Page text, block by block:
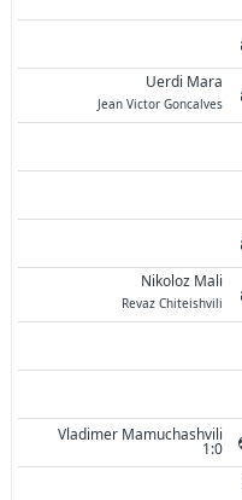
Uerdi Mara
Jean Victor Goncalves
Nikoloz Mali
Revaz Chiteishvili
Vladimer Mamuchashvili
1:0